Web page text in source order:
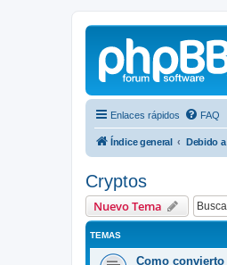
Enlaces rápidos FAQ
Índice general
Cryptos
Nuevo Tema
TEMAS
Como